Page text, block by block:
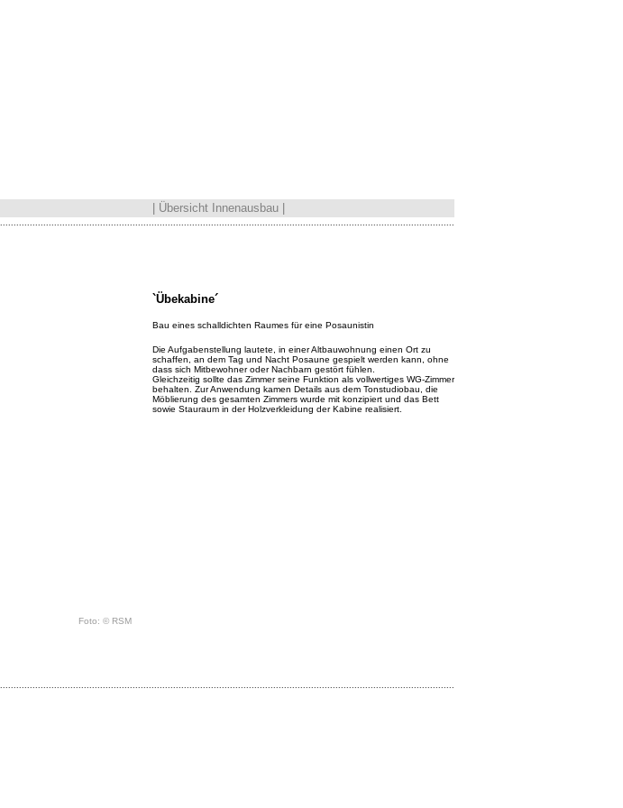
Übersicht Innenausbau|
`Übekabine´
Bau eines schalldichten Raumes für eine Posaunistin
Die Aufgabenstellung lautete, in einer Altbauwohnung einen Ort zu
schaffen, an dem Tag und Nacht Posaune gespielt werden kann, ohne
dass sich Mitbewohner oder Nachbarn gestört fühlen.
Gleichzeitig sollte das Zimmer seine Funktion als vollwertiges WG-Zimmer
behalten. Zur Anwendung kamen Details aus dem Tonstudiobau, die
Möblierung des gesamten Zimmers wurde mit konzipiert und das Bett
sowie Stauraum in der Holzverkleidung der Kabine realisiert.
Foto: ©RSM